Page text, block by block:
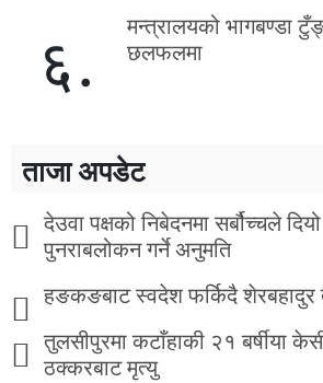
६.
मन्त्रालयको भागबण्डा
छलफलमा
ताजा अपडेट
देउवा पक्षको निबेदनमा सर्बौच्चले
पुनराबलोकन गर्ने अनुमति
हङकङबाट स्वदेश फर्किदै शेरबहादुर
तुलसीपुरमा कटाँहाकी २१ बर्षीया
ठक्करबाट मृत्यु